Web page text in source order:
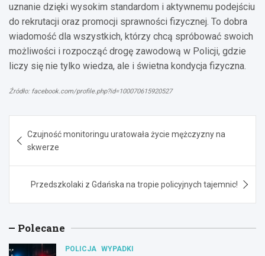
uznanie dzięki wysokim standardom i aktywnemu podejściu
do rekrutacji oraz promocji sprawności fizycznej. To dobra
wiadomość dla wszystkich, którzy chcą spróbować swoich
możliwości i rozpocząć drogę zawodową w Policji, gdzie
liczy się nie tylko wiedza, ale i świetna kondycja fizyczna.
Źródło: facebook.com/profile.php?id=100070615920527
wpisu
Czujność monitoringu uratowała życie mężczyzny na
skwerze
Przedszkolaki z Gdańska na tropie policyjnych tajemnic!
Polecane
POLICJA WYPADKI